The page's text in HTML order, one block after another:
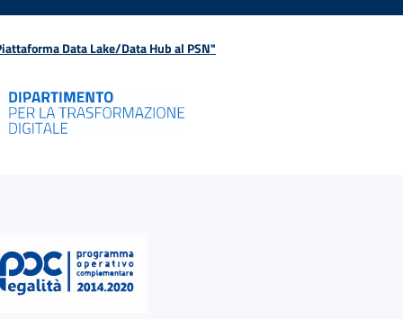
Data Lake/Data Hub al PSN"